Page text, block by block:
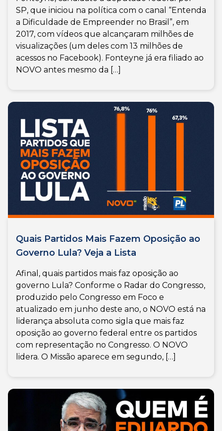
SP, que iniciou na política com o canal “Entenda
a Dificuldade de Empreender no Brasil”, em
2017, com vídeos que alcançaram milhões de
visualizações (um deles com 13 milhões de
acessos no Facebook). Fonteyne já era filiado ao
NOVO antes mesmo da […]
Quais Partidos Mais Fazem Oposição ao
Governo Lula? Veja a Lista
Afinal, quais partidos mais faz oposição ao
governo Lula? Conforme o Radar do Congresso,
produzido pelo Congresso em Foco e
atualizado em junho deste ano, o NOVO está na
liderança absoluta como sigla que mais faz
oposição ao governo federal entre os partidos
com representação no Congresso. O NOVO
lidera. O Missão aparece em segundo, […]